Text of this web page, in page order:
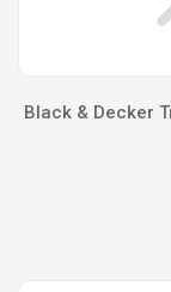
Black & Decker